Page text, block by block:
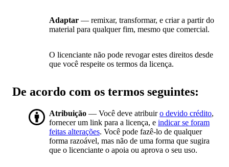
Adaptar — remixar, transformar, e criar a partir do
material para qualquer fim, mesmo que comercial.
O licenciante não pode revogar estes direitos desde
que você respeite os termos da licença.
De acordo com os termos seguintes:
Atribuição — Você deve atribuiro devido crédito,
fornecer um link para a licença, e indicar se foram
feitas alterações. Você pode fazê-lo de qualquer
forma razoável, mas não de uma forma que sugira
que o licenciante o apoia ou aprova o seu uso.